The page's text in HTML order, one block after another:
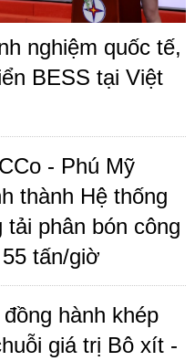
nghiệm quốc tế,
BESS tại Việt
- Phú Mỹ
thành Hệ thống
tải phân bón công
tấn/giờ
hành khép
giá trị Bô xít -